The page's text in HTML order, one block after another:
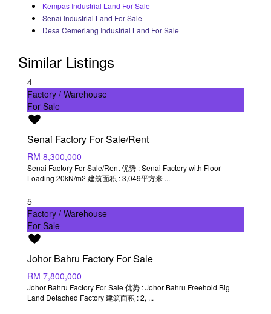
Kempas Industrial Land For Sale
Senai Industrial Land For Sale
Desa Cemerlang Industrial Land For Sale
Similar Listings
4
Factory / Warehouse
For Sale
Senai Factory For Sale/Rent
RM 8,300,000
Senai Factory For Sale/Rent 优势 : Senai Factory with Floor
Loading 20kN/m2 建筑面积 : 3,049平方米 ...
5
Factory / Warehouse
For Sale
Johor Bahru Factory For Sale
RM 7,800,000
Johor Bahru Factory For Sale 优势 : Johor Bahru Freehold Big
Land Detached Factory 建筑面积 : 2, ...